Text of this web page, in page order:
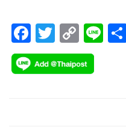
F
ac
e
T
wi
tt
C
o
p
Li